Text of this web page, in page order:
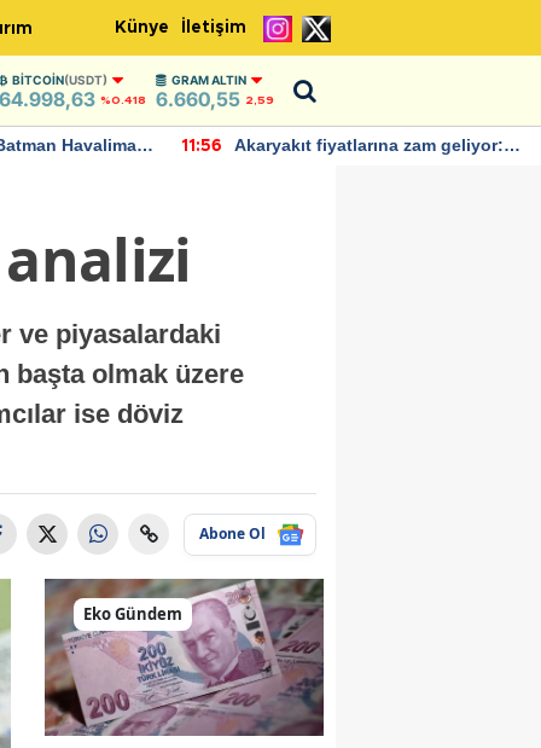
Künye İletişim
BITCOIN(USDT)
64.998,63 %0.418
GRAM ALTIN
6.660,55 2,59
Havalimanı
11:56
Akaryakıt fiyatlarına zam geliyor:
ve piyasalardaki
başta olmak üzere
ise döviz
Abone Ol
Eko Gündem